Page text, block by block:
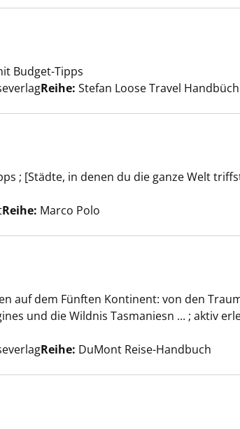
Budget-Tipps
Reihe: Stefan Loose Travel
; [Städte, in denen du die ganze Welt
Reihe: Marco Polo
auf dem Fünften Kontinent: von den
und die Wildnis Tasmaniesn ... ; aktiv
Reihe: DuMont Reise-Handbuch